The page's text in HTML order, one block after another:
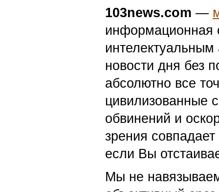
103news.com —
информационная
новости дня без
абсолютно все
цивилизованные
обвинений и
зрения
если Вы
Мы не